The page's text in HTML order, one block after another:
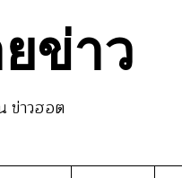
ข่าว
ข่าวฮอต